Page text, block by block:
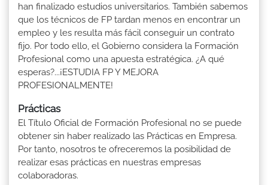
han finalizado estudios universitarios. También sabemos
que los técnicos de FP tardan menos en encontrar un
empleo y les resulta más fácil conseguir un contrato
fijo. Por todo ello, el Gobierno considera la Formación
Profesional como una apuesta estratégica. ¿A qué
esperas?...¡ESTUDIA FP Y MEJORA
PROFESIONALMENTE!
Prácticas
El Título Oficial de Formación Profesional no se puede
obtener sin haber realizado las Prácticas en Empresa.
Por tanto, nosotros te ofreceremos la posibilidad de
realizar esas prácticas en nuestras empresas
colaboradoras.